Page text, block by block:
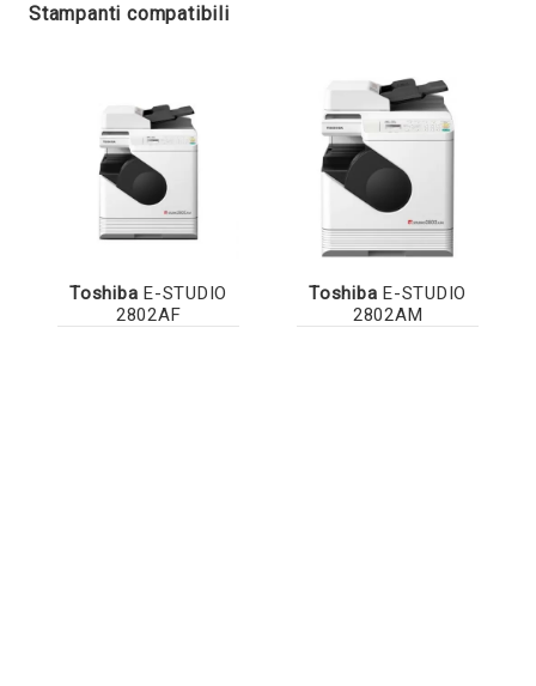
Stampanti compatibili
Toshiba E-STUDIO
2802AF
Toshiba E-STUDIO
2802AM